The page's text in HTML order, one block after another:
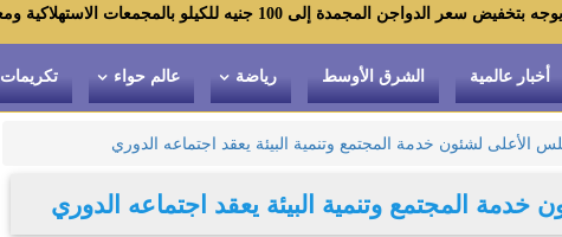
بالمجمعات الاستهلاكية ومعارض «أهلاً رمضان»
أخبار عالمية الشرق الأوسط رياضة عالم حواء تكريمات
الأعلى لشئون خدمة المجتمع وتنمية البيئة يعقد اجتماعه الدوري
خدمة المجتمع وتنمية البيئة يعقد اجتماعه الدوري